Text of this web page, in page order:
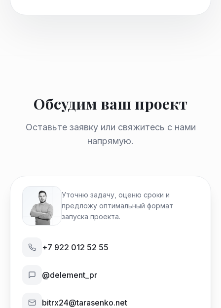
Обсудим ваш проект
Оставьте заявку или свяжитесь с нами
напрямую.
Уточню задачу, оценю сроки и
предложу оптимальный формат
запуска проекта.
+7 922 012 52 55
@delement_pr
bitrx24@tarasenko.net